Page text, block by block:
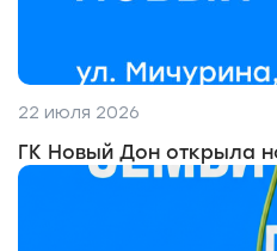
22 июля 2026
ГК Новый Дон открыла